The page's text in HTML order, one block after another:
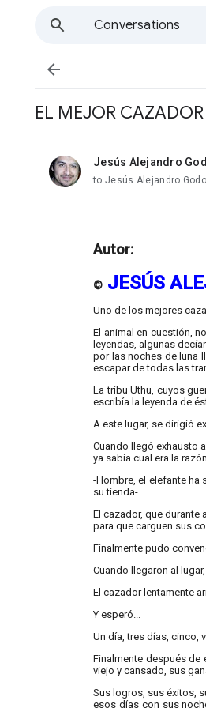
Conversations

EL MEJOR CAZADOR
Jesús Alejandro
unread,
to Jesús Alejandro
Autor:
© JESÚS
Uno de los mejores
El animal en cuestión,
leyendas, algunas
por las noches de luna
escapar de todas las
La tribu Uthu, cuyos
escribía la leyenda de
A este lugar, se dirigió
Cuando llegó exhausto
ya sabía cual era la
-Hombre, el elefante ha
su tienda-.
El cazador, que durante
para que carguen sus
Finalmente pudo
Cuando llegaron al
El cazador lentamente
Y esperó...
Un día, tres días, cinco,
Finalmente después de
viejo y cansado, sus
Sus logros, sus éxitos,
esos días con sus